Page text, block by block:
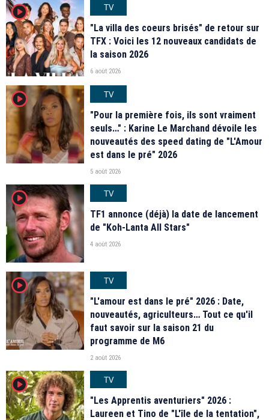
player2
TV
"La villa des coeurs brisés" de retour sur
TFX : Voici les 12 nouveaux candidats de
la saison 2026
6 août 2026
player2
TV
"Pour la première fois, ils sont vraiment
seuls…" : Karine Le Marchand dévoile les
nouveautés des speed dating de "L'Amour
est dans le pré" 2026
5 août 2026
player2
TV
TF1 annonce (déjà) la date de lancement
de "Koh-Lanta All Stars"
4 août 2026
player2
TV
"L'amour est dans le pré" 2026 : Date,
nouveautés, agriculteurs… Tout ce qu'il
faut savoir sur la saison 21 du
programme de M6
2 août 2026
player2
TV
"Les Apprentis aventuriers" 2026 :
Laureen et Tino de "L'île de la tentation",